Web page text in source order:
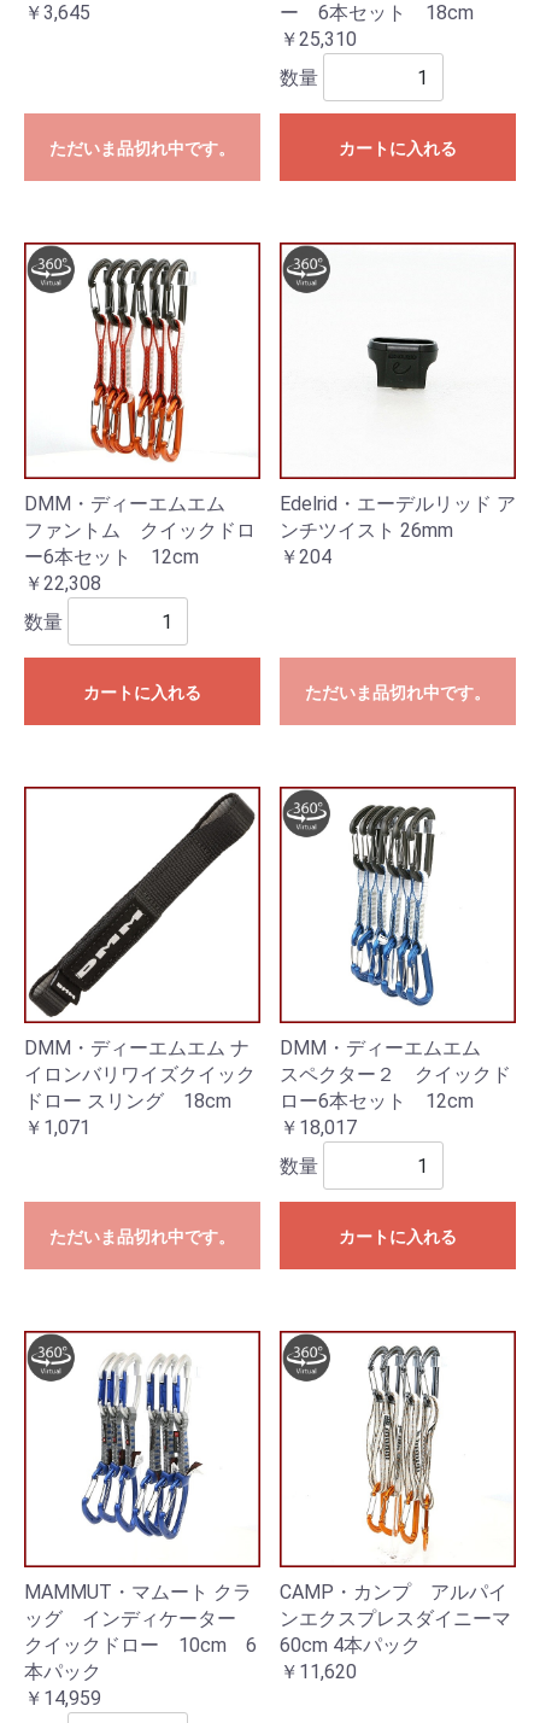
￥3,645
ただいま品切れ中です。
ー 6本セット 18cm
￥25,310
数量
カートに入れる
DMM・ディーエムエム
ファントム クイックドロ
ー6本セット 12cm
￥22,308
数量
カートに入れる
Edelrid・エーデルリッド ア
ンチツイスト 26mm
￥204
ただいま品切れ中です。
DMM・ディーエムエム ナ
イロンバリワイズクイック
ドロー スリング 18cm
￥1,071
ただいま品切れ中です。
DMM・ディーエムエム
スペクター２ クイックド
ロー6本セット 12cm
￥18,017
数量
カートに入れる
MAMMUT・マムート クラ
ッグ インディケーター
クイックドロー 10cm 6
本パック
￥14,959
CAMP・カンプ アルパイ
ンエクスプレスダイニーマ
60cm 4本パック
￥11,620